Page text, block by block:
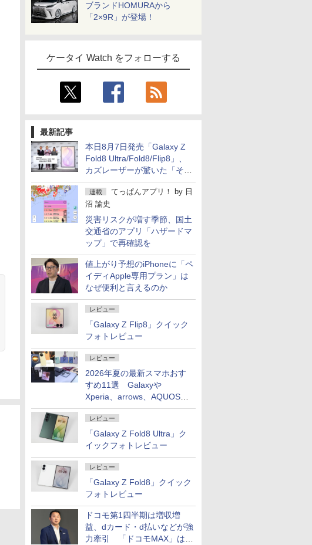
ブランドHOMURAから
「2×9R」が登場！
ケータイ Watch をフォローする
最新記事
本日8月7日発売「Galaxy Z
Fold8 Ultra/Fold8/Flip8」、
カズレーザーが驚いた「そば
屋のメニュー並みの薄さ」
連載 てっぱんアプリ！ by 日
沼 諭史
災害リスクが増す季節、国土
交通省のアプリ「ハザードマ
ップ」で再確認を
値上がり予想のiPhoneに「ペ
イディApple専用プラン」は
なぜ便利と言えるのか
レビュー
「Galaxy Z Flip8」クイック
フォトレビュー
レビュー
2026年夏の最新スマホおす
すめ11選 Galaxyや
Xperia、arrows、AQUOSな
ど注目機種の特徴は
レビュー
「Galaxy Z Fold8 Ultra」ク
イックフォトレビュー
レビュー
「Galaxy Z Fold8」クイック
フォトレビュー
ドコモ第1四半期は増収増
益、dカード・d払いなどが強
力牽引 「ドコモMAX」は